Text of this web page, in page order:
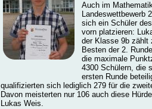
Auch im
Landeswettbewerb
sich ein Schüler
vorn platzieren:
der Klasse 9b zählt
Besten der 2.
die maximale
4300 Schülern, die
ersten Runde
qualifizierten sich lediglich 279 für die
Davon meisterten nur 106 auch diese
Lukas Weis.